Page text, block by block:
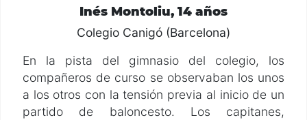
Inés Montoliu, 14 años
Colegio Canigó (Barcelona)
En la pista del gimnasio del colegio, los
compañeros de curso se observaban los unos
a los otros con la tensión previa al inicio de un
partido de baloncesto. Los capitanes,